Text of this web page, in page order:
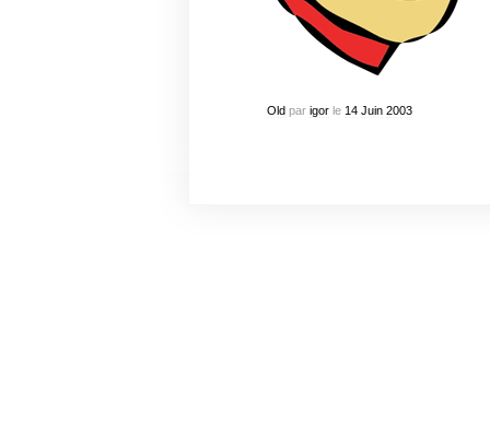
Oldpar igorle 14 Juin 2003